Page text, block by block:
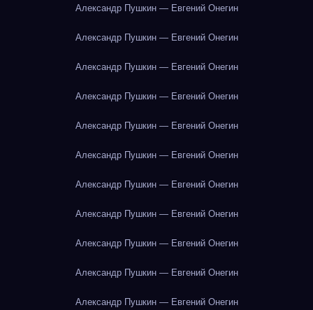
Александр Пушкин — Евгений Онегин
Александр Пушкин — Евгений Онегин
Александр Пушкин — Евгений Онегин
Александр Пушкин — Евгений Онегин
Александр Пушкин — Евгений Онегин
Александр Пушкин — Евгений Онегин
Александр Пушкин — Евгений Онегин
Александр Пушкин — Евгений Онегин
Александр Пушкин — Евгений Онегин
Александр Пушкин — Евгений Онегин
Александр Пушкин — Евгений Онегин